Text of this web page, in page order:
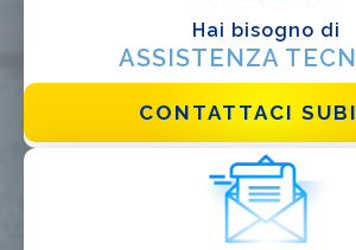
Hai bisogno di
ASSISTENZA
CONTATTACI
Ho letto e accetto la Privacy Policy*